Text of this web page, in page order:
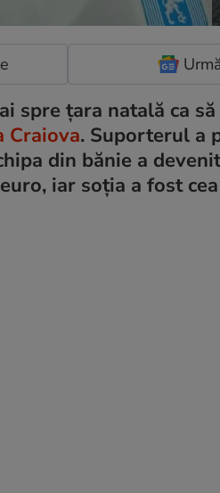
spre țara natală ca
Craiova. Suporterul a
din bănie a
iar soția a fost